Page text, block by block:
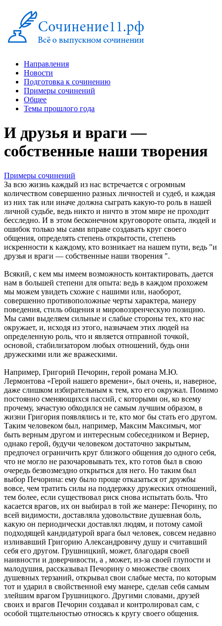
Направления
Новости
Подготовка к сочинению
Примеры сочинений
Общее
Темы прошлого года
И друзья и враги —
собственные наши творения
Примеры сочинений
За всю жизнь каждый из нас встречается с огромным
количеством совершенно разных личностей и судеб, и каждая
из них так или иначе должна сыграть какую-то роль в нашей
личной судьбе, ведь никто и ничто в этом мире не проходит
бесследно. И в этом бесконечном круговороте опыта, людей и
ошибок только мы сами вправе создавать круг своего
общения, определять степень открытости, степень
искренности к каждому, кто возникает на нашем пути, ведь "и
друзья и враги — собственные наши творения ".
Всякий, с кем мы имеем возможность контактировать, дается
нам в большей степени для опыта: ведь в каждом прохожем
мы можем увидеть схожие с нашими или, наоборот,
совершенно противоположные черты характера, манеру
поведения, стиль общения и мировоззренческую позицию.
Мы сами выделяем сильные и слабые стороны тех, кто нас
окружает, и, исходя из этого, назначаем этих людей на
определенную роль, что и является отправной точкой,
основой, стабилизатором любых отношений, будь они
дружескими или же вражескими.
Например, Григорий Печорин, герой романа М.Ю.
Лермонтова «Герой нашего времени», был очень, и, наверное,
даже слишком избирательным к тем, кто его окружал. Помимо
постоянно сменяющихся пассий, с которыми он, ко всему
прочему, зачастую обходился не самым лучшим образом, в
жизни Григория появлялись и те, кто мог бы стать его другом.
Таким человеком был, например, Максим Максимыч, мог
быть верным другом и интересным собеседником и Вернер,
однако герой, будучи человеком достаточно закрытым,
предпочел ограничить круг близкого общения до одного себя,
что не могло не разочаровывать тех, кто готов был в свою
очередь безвозмездно открыться для него. Но таким был
выбор Печорина: ему было проще отказаться от дружбы
вовсе, чем тратить силы на поддержку дружеских отношений,
тем более, если существовал риск снова испытать боль. Что
касается врагов, их он выбирал в той же манере: Печорину, по
всей видимости, доставляла удовольствие душевная боль,
какую он периодически доставлял людям, и потому самой
подходящей кандидатурой врага был человек, совсем недавно
изливавший Григорию Александровичу душу и считавший
себя его другом. Грушницкий, может, благодаря своей
наивности и доверчивости, а , может, из-за своей глупости и
малодушия, рассказывал Печорину о множестве своих
душевных терзаний, открывал свои слабые места, по которым
тот и ударил в свойственной ему манере, сделав себя самым
злейшим врагом Грушницкого. Другими словами, друзей
своих и врагов Печорин создавал и контролировал сам, с
особой тщательностью относясь к кругу своего общения.